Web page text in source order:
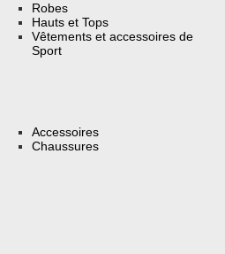
Robes
Hauts et Tops
Vêtements et accessoires de
Sport
Accessoires
Chaussures